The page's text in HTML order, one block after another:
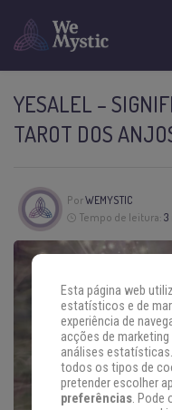
YESALEL –
TAROT DOS
PorWEMYSTIC
Tempo de leitura: 3
Esta página web
estatísticos e de
experiência de
acções de
análises
todos os tipos de
pretender escolher
preferências. Pode